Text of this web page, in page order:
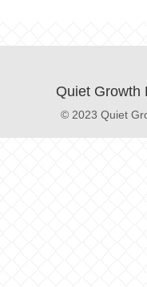
Quiet Growth
© 2023 Quiet